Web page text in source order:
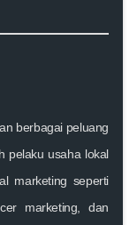
berbagai peluang
pelaku usaha lokal
marketing seperti
marketing, dan